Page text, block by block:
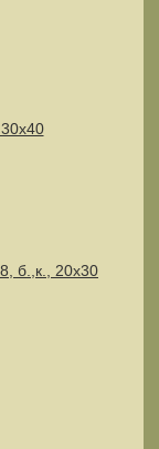
б.,к., 20х30